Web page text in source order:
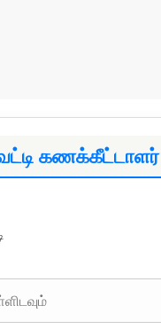
கணக்கீட்டாளர்